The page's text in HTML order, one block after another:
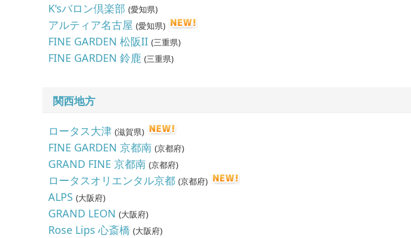
K'sバロン倶楽部 (愛知県)
アルティア名古屋 (愛知県)
FINE GARDEN 松阪II (三重県)
FINE GARDEN 鈴鹿 (三重県)
関西地方
ロータス大津 (滋賀県)
FINE GARDEN 京都南 (京都府)
GRAND FINE 京都南 (京都府)
ロータスオリエンタル京都 (京都府)
ALPS (大阪府)
GRAND LEON (大阪府)
Rose Lips 心斎橋 (大阪府)